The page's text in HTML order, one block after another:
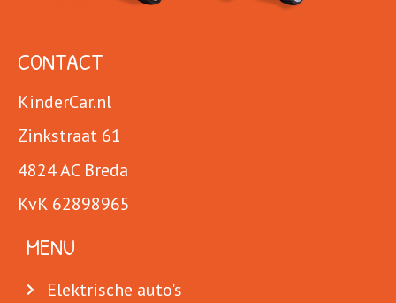
CONTACT
KinderCar.nl
Zinkstraat 61
4824 AC Breda
KvK 62898965
MENU
Elektrische auto's